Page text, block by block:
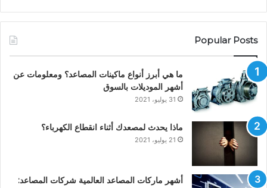
Popular Posts
ما هي أبرز أنواع ماكينات المصاعد؟ ومعلومات عن
أشهر الموديلات بالسوق
31 يوليو، 2021
ماذا يحدث لمصعدك أثناء انقطاع الكهرباء؟
21 يوليو، 2021
أشهر ماركات المصاعد العالمية شركات المصاعد: